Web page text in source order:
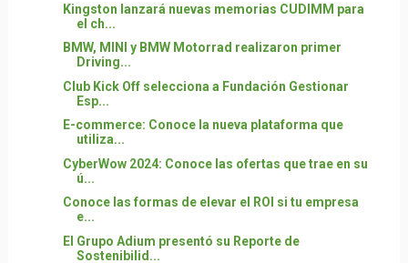
Kingston lanzará nuevas memorias CUDIMM para
el ch...
BMW, MINI y BMW Motorrad realizaron primer
Driving...
Club Kick Off selecciona a Fundación Gestionar
Esp...
E-commerce: Conoce la nueva plataforma que
utiliza...
CyberWow 2024: Conoce las ofertas que trae en su
ú...
Conoce las formas de elevar el ROI si tu empresa
e...
El Grupo Adium presentó su Reporte de
Sostenibilid...